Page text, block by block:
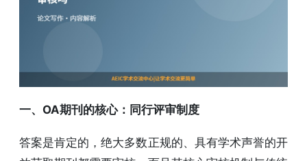
一、OA期刊的核心：同行评审制度
答案是肯定的，绝大多数正规的、具有学术声誉的开